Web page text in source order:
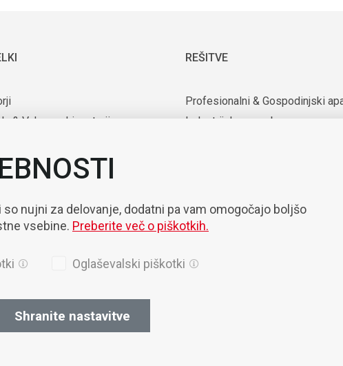
& Vakuumski motorji
& Robotizacija
REŠITVE
Profesionalni & Gospodinjski
Industrijska uporaba
Piškotki Politika Zasebnosti
nujni za delovanje, dodatni pa vam omogočajo boljšo
vsebine. Preberite več o piškotkih.
Oglaševalski piškotki
Shranite nastavitve